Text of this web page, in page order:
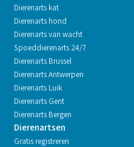
Dierenarts kat
Dierenarts hond
Dierenarts van wacht
Spoeddierenarts 24/7
Dierenarts Brussel
Dierenarts Antwerpen
Dierenarts Luik
Dierenarts Gent
Dierenarts Bergen
Dierenartsen
Gratis registreren